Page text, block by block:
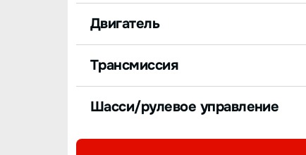
Двигатель
Трансмиссия
Шасси/рулевое управление